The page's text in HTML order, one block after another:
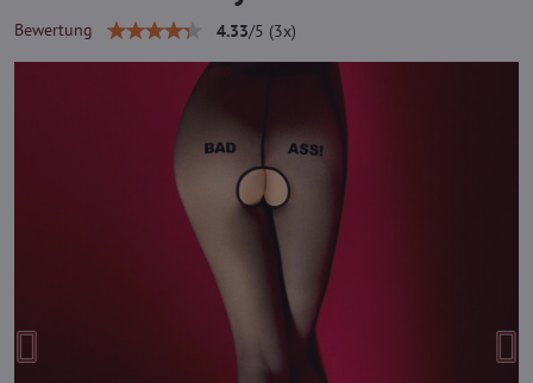
Bewertung 4.33/5 (3x)